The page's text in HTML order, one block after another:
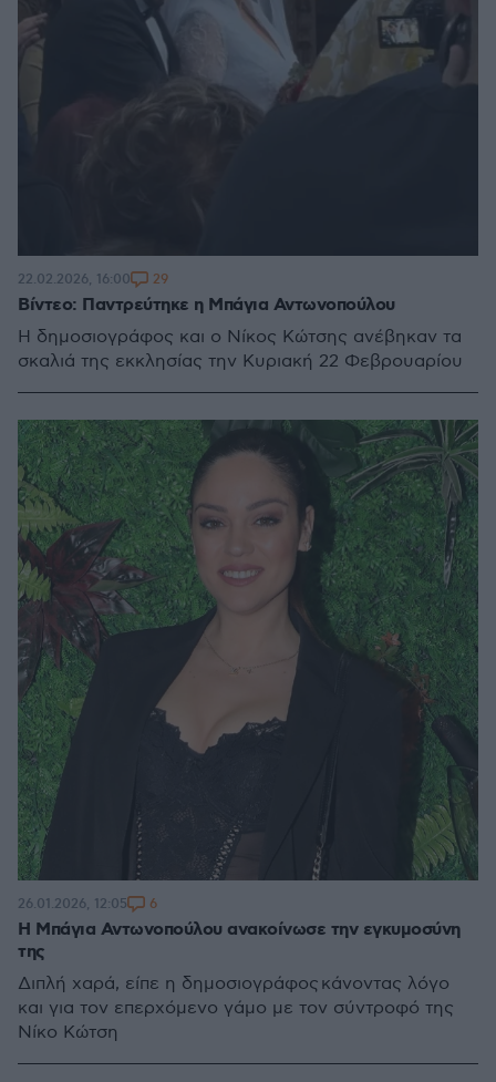
Βίντεο: Παντρεύτηκε η Μπάγια Αντωνοπούλου
Η δημοσιογράφος και ο Νίκος Κώτσης ανέβηκαν τα
σκαλιά της εκκλησίας την Κυριακή 22 Φεβρουαρίου
22.02.2026, 16:00 29
Η Μπάγια Αντωνοπούλου ανακοίνωσε την εγκυμοσύνη
της
Διπλή χαρά, είπε η δημοσιογράφος κάνοντας λόγο
και για τον επερχόμενο γάμο με τον σύντροφό της
Νίκο Κώτση
26.01.2026, 12:05 6